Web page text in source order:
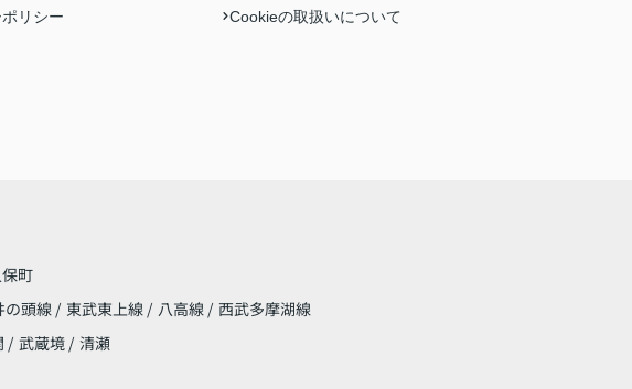
リシー Cookieの取扱いについて
町
の頭線 / 東武東上線 / 八高線 / 西武多摩湖線
/ 武蔵境 / 清瀬